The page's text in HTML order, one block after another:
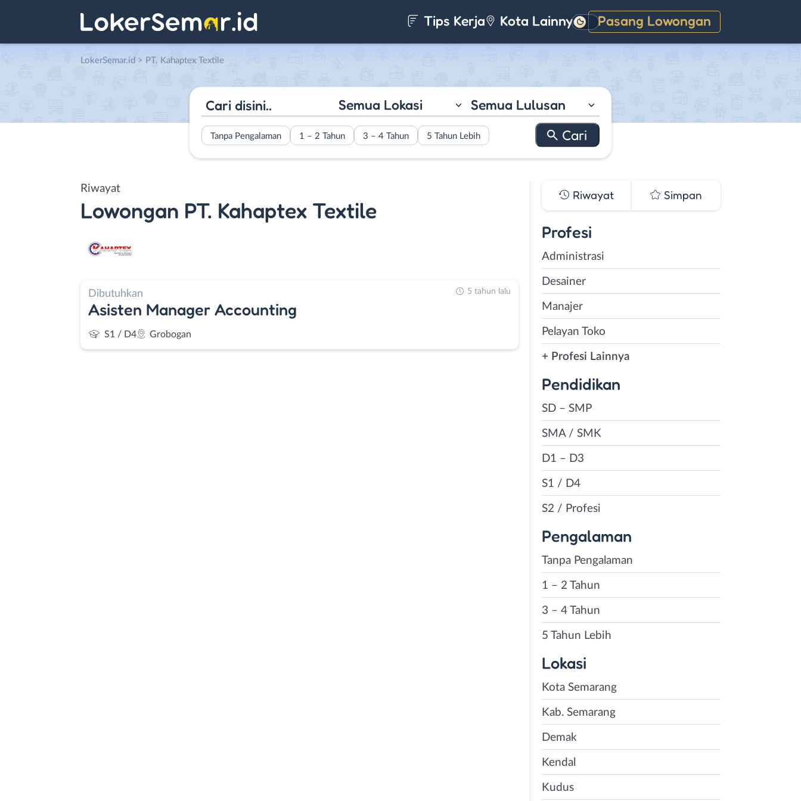
Tips Kerja Kota Lainnya Pasang Lowongan
Gelap
LokerSemar.id > PT. Kahaptex Textile
Semua Lokasi Semua Lulusan
Tanpa Pengalaman 1 – 2 Tahun 3 – 4 Tahun 5 Tahun Lebih
Riwayat
Lowongan PT. Kahaptex Textile
Dibutuhkan
Asisten Manager Accounting
S1 / D4 Grobogan
5 tahun lalu
Riwayat Simpan
Profesi
Administrasi
Desainer
Manajer
Pelayan Toko
+ Profesi Lainnya
Pendidikan
SD – SMP
SMA / SMK
D1 – D3
S1 / D4
S2 / Profesi
Pengalaman
Tanpa Pengalaman
1 – 2 Tahun
3 – 4 Tahun
5 Tahun Lebih
Lokasi
Kota Semarang
Kab. Semarang
Demak
Kendal
Kudus